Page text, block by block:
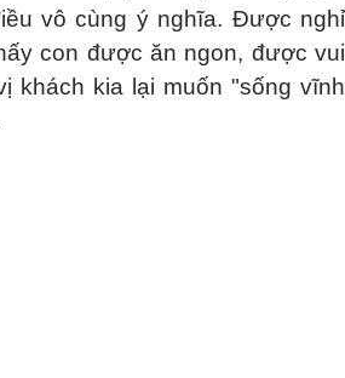
vô cùng ý nghĩa. Được nghỉ
con được ăn ngon, được vui
khách kia lại muốn "sống vĩnh